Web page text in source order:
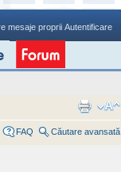
mesaje proprii Autentificare
FAQ Căutare avansată